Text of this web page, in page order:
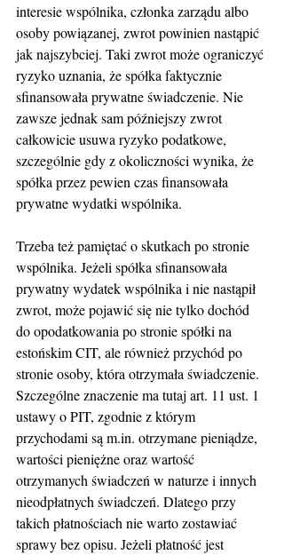
interesie wspólnika, członka zarządu albo
osoby powiązanej, zwrot powinien nastąpić
jak najszybciej. Taki zwrot może ograniczyć
ryzyko uznania, że spółka faktycznie
sfinansowała prywatne świadczenie. Nie
zawsze jednak sam późniejszy zwrot
całkowicie usuwa ryzyko podatkowe,
szczególnie gdy z okoliczności wynika, że
spółka przez pewien czas finansowała
prywatne wydatki wspólnika.
Trzeba też pamiętać o skutkach po stronie
wspólnika. Jeżeli spółka sfinansowała
prywatny wydatek wspólnika i nie nastąpił
zwrot, może pojawić się nie tylko dochód
do opodatkowania po stronie spółki na
estońskim CIT, ale również przychód po
stronie osoby, która otrzymała świadczenie.
Szczególne znaczenie ma tutaj art. 11 ust. 1
ustawy o PIT, zgodnie z którym
przychodami są m.in. otrzymane pieniądze,
wartości pieniężne oraz wartość
otrzymanych świadczeń w naturze i innych
nieodpłatnych świadczeń. Dlatego przy
takich płatnościach nie warto zostawiać
sprawy bez opisu. Jeżeli płatność jest